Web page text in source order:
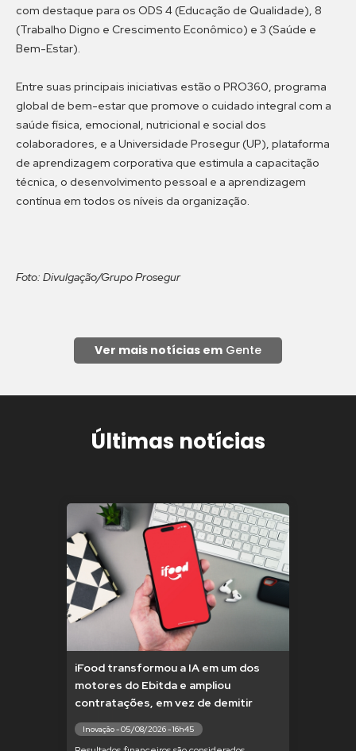
com destaque para os ODS 4 (Educação de Qualidade), 8
(Trabalho Digno e Crescimento Econômico) e 3 (Saúde e
Bem-Estar).
Entre suas principais iniciativas estão o PRO360, programa
global de bem-estar que promove o cuidado integral com a
saúde física, emocional, nutricional e social dos
colaboradores, e a Universidade Prosegur (UP), plataforma
de aprendizagem corporativa que estimula a capacitação
técnica, o desenvolvimento pessoal e a aprendizagem
contínua em todos os níveis da organização.
Foto: Divulgação/Grupo Prosegur
Ver mais notícias em Gente
Últimas notícias
iFood transformou a IA em um dos
motores do Ebitda e ampliou
contratações, em vez de demitir
Inovação - 05/08/2026 - 16h45